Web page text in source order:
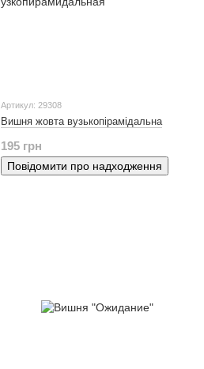
Артикул: 29308
Вишня жовта вузькопірамідальна
195 грн
Повідомити про надходження